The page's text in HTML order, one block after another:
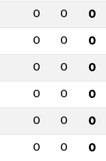
0 0 0
0 0 0
0 0 0
0 0 0
0 0 0
0 0 0